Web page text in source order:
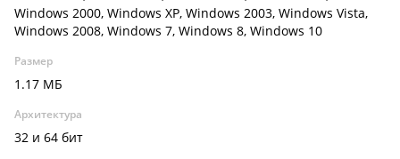
Windows 2000, Windows XP, Windows 2003, Windows Vista,
Windows 2008, Windows 7, Windows 8, Windows 10
Размер
1.17 МБ
Архитектура
32 и 64 бит